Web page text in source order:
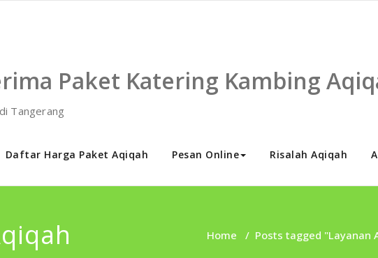
Paket Katering Kambing
Tangerang
Daftar Harga Paket Aqiqah Pesan Online Risalah Aqiqah
Home / Posts tagged "Layanan